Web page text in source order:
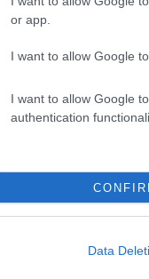
or app.
I want to allow Google
I want to allow Google
authentication
Data
Zászló-